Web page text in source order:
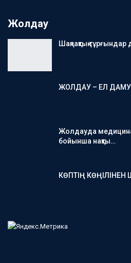
Жолдау
Шақпақтық
ЖОЛДАУ – ЕЛ
Жолдауда
бойынша нақты…
КӨПТІҢ